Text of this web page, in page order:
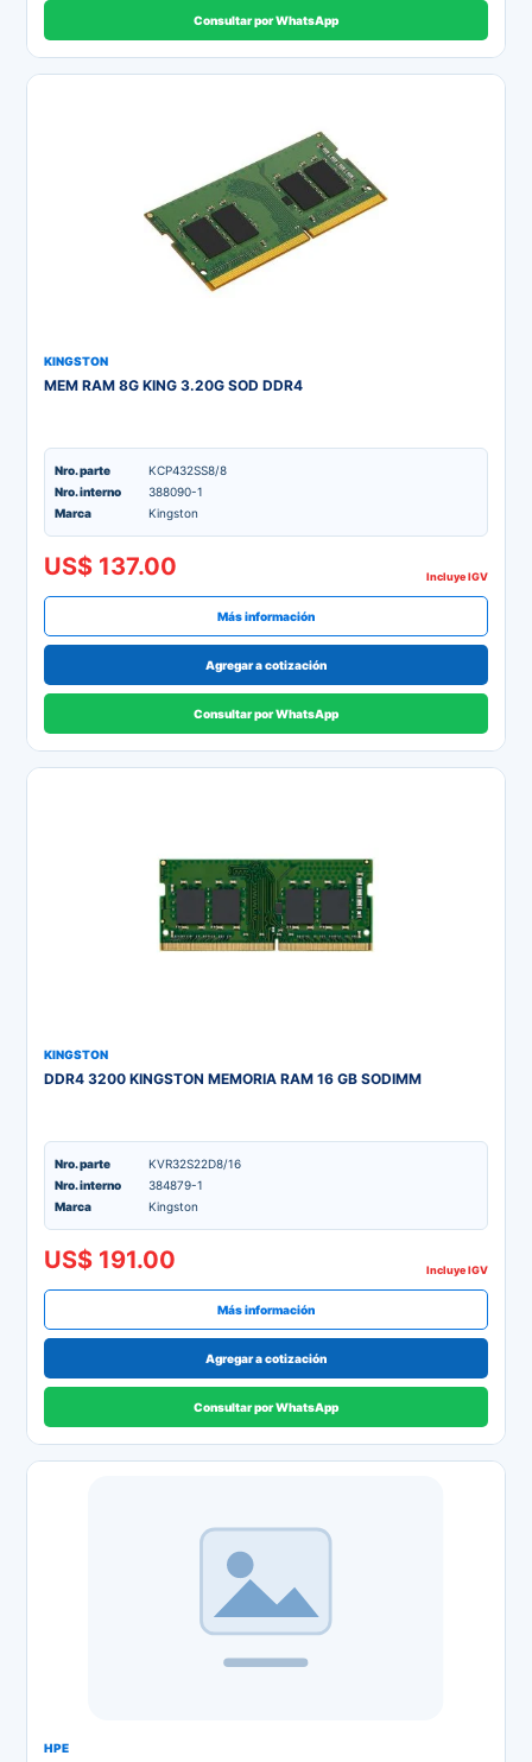
Consultar por WhatsApp
KINGSTON
MEM RAM 8G KING 3.20G SOD DDR4
Nro. parte
KCP432SS8/8
Nro. interno
388090-1
Marca
Kingston
US$ 137.00 Incluye IGV
Más información
Agregar a cotización
Consultar por WhatsApp
KINGSTON
DDR4 3200 KINGSTON MEMORIA RAM 16 GB SODIMM
Nro. parte
KVR32S22D8/16
Nro. interno
384879-1
Marca
Kingston
US$ 191.00 Incluye IGV
Más información
Agregar a cotización
Consultar por WhatsApp
HPE